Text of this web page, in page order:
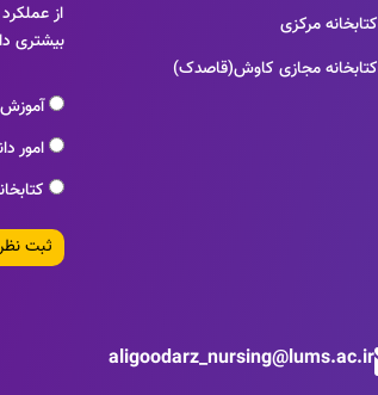
کتابخانه مرکزی
کتابخانه مجازی کاوش(قاصدک)
از
بیشتری
آموزش
امور
ثبت
aligoodarz_nursing@lums.ac.ir